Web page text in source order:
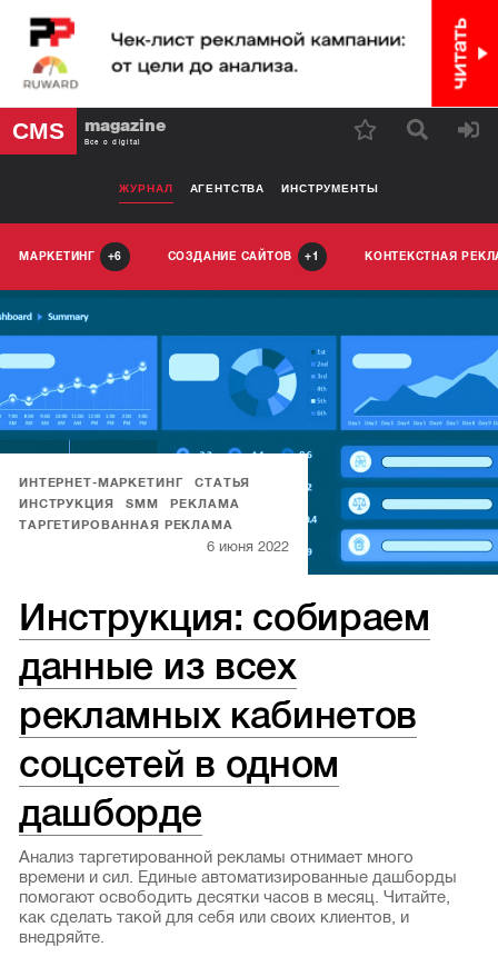
CMS magazine
Все о digital
ЖУРНАЛ АГЕНТСТВА ИНСТРУМЕНТЫ
МАРКЕТИНГ 6 СОЗДАНИЕ САЙТОВ 1 КОНТЕКСТНАЯ
ИНТЕРНЕТ-МАРКЕТИНГ
СТАТЬЯ
ИНСТРУКЦИЯ
SMM
РЕКЛАМА
ТАРГЕТИРОВАННАЯ РЕКЛАМА
6 июня 2022
Инструкция: собираем
данные из всех
рекламных кабинетов
соцсетей в одном
дашборде
Анализ таргетированной рекламы отнимает много
времени и сил. Единые автоматизированные дашборды
помогают освободить десятки часов в месяц. Читайте,
как сделать такой для себя или своих клиентов, и
внедряйте.